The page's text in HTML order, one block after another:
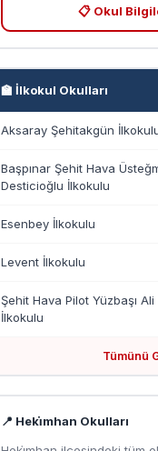
📋 Okul
🏫 İlkokul Okulları
Aksaray Şehitakgün
Başpınar Şehit Hava
Desticioğlu İlkokulu
Esenbey İlkokulu
Levent İlkokulu
Şehit Hava Pilot Yüzbaşı Ali
İlkokulu
Tümünü
📍 Heki̇mhan Okulları